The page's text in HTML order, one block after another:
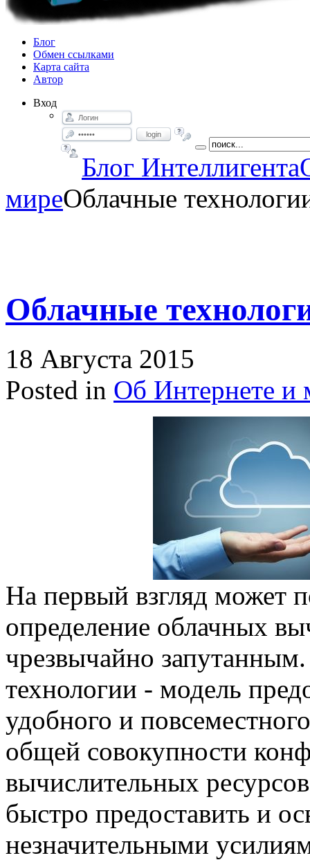
Блог
Обмен ссылками
Карта сайта
Автор
Вход
login
Блог Интеллигента
миреОблачные
Облачные
18 Августа 2015
Posted in Об Интернете и
На первый взгляд может
определение облачных
чрезвычайно
технологии - модель
удобного и
общей совокупности
вычислительных
быстро предоставить и
незначительными